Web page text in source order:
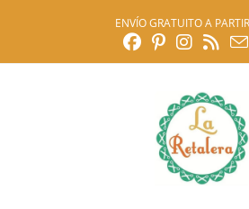
ENVÍO GRATUITO A